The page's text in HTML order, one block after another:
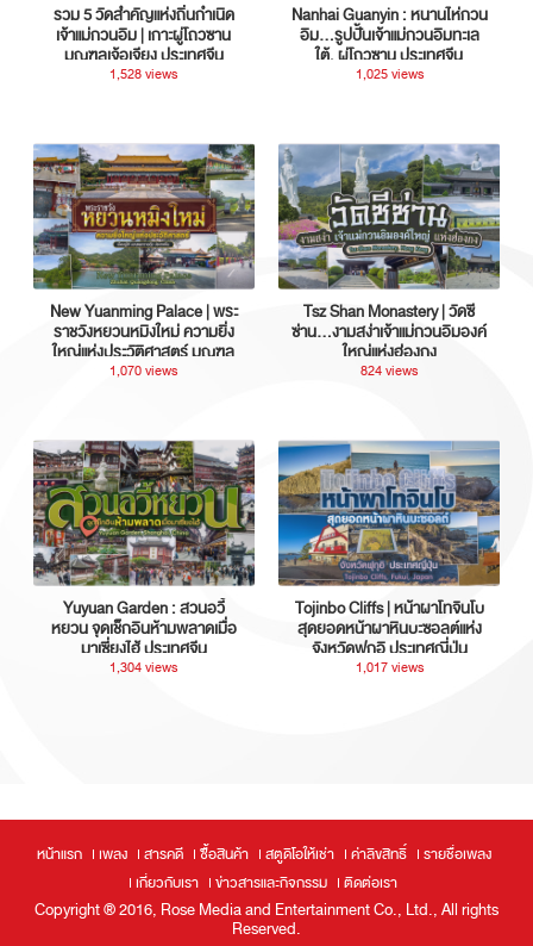
รวม 5 วัดสำคัญแห่งถิ่นกำเนิด
เจ้าแม่กวนอิม | เกาะผู่โถวซาน
มณฑลเจ้อเจียง ประเทศจีน
1,528 views
Nanhai Guanyin : หนานไห่กวน
อิม...รูปปั้นเจ้าแม่กวนอิมทะเล
ใต้, ผู่โถวซาน ประเทศจีน
1,025 views
New Yuanming Palace | พระ
ราชวังหยวนหมิงใหม่ ความยิ่ง
ใหญ่แห่งประวัติศาสตร์ มณฑล
กวางตุ้ง ประเทศจีน
1,070 views
Tsz Shan Monastery | วัดซี
ซ่าน…งามสง่าเจ้าแม่กวนอิมองค์
ใหญ่แห่งฮ่องกง
824 views
Yuyuan Garden : สวนอวี้
หยวน จุดเช็กอินห้ามพลาดเมื่อ
มาเซี่ยงไฮ้ ประเทศจีน
1,304 views
Tojinbo Cliffs | หน้าผาโทจินโบ
สุดยอดหน้าผาหินบะซอลต์แห่ง
จังหวัดฟุกุอิ ประเทศญี่ปุ่น
1,017 views
หน้าแรก เพลง สารคดี ซื้อสินค้า สตูดิโอให้เช่า ค่าลิขสิทธิ์
รายชื่อเพลง
เกี่ยวกับเรา
ข่าวสารและกิจกรรม ติดต่อเรา
Copyright ® 2016, Rose Media and Entertainment Co., Ltd., All rights
Reserved.